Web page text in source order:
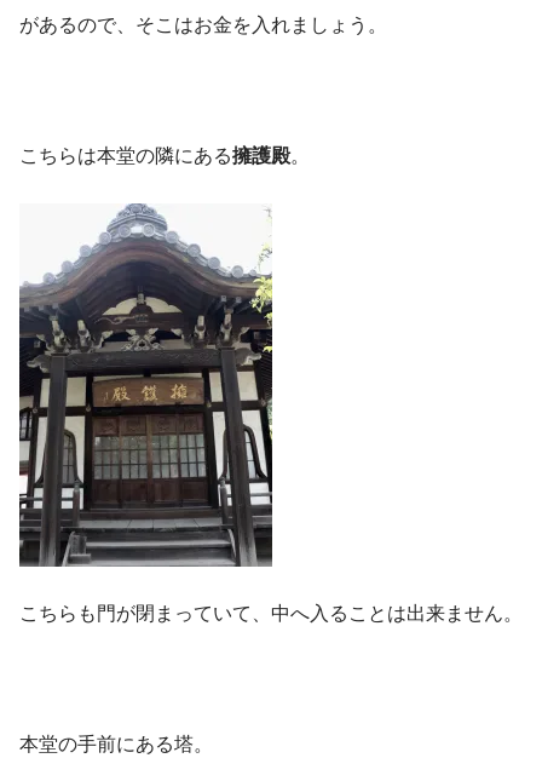
があるので、そこはお金を入れましょう。
こちらは本堂の隣にある擁護殿。
こちらも門が閉まっていて、中へ入ることは出来ません。
本堂の手前にある塔。